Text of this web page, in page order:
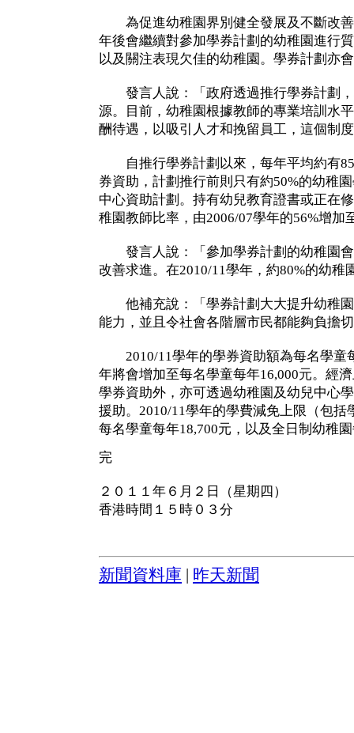
為促進幼稚園界別健全發展及不斷改善
年後會繼續對參加學券計劃的幼稚園進行
以及關注表現欠佳的幼稚園。學券計劃亦
發言人說：「政府透過推行學券計劃，
源。目前，幼稚園根據教師的專業培訓水
酬待遇，以吸引人才和挽留員工，這個制
自推行學券計劃以來，每年平均約有
券資助，計劃推行前則只有約50%的幼稚
中心資助計劃。持有幼兒教育證書或正在
稚園教師比率，由2006/07學年的56%增加
發言人說：「參加學券計劃的幼稚園會
改善求進。在2010/11學年，約80%的幼稚
他補充說：「學券計劃大大提升幼稚園
能力，並且令社會各階層市民都能夠負擔
2010/11學年的學券資助額為每名學童
年將會增加至每名學童每年16,000元。經
學券資助外，亦可透過幼稚園及幼兒中心
援助。2010/11學年的學費減免上限（包括
每名學童每年18,700元，以及全日制幼稚
完
２０１１年６月２日（星期四）
香港時間１５時０３分
新聞資料庫 昨天新聞